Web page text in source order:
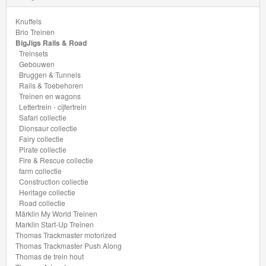
Thomas
Pre-
School
Chuggington
Hot
Wheels
Majorette
autos
Siku
GraviTrax
Little
Knuffels
Brio Treinen
BigJigs Rails & Road
Treinsets
Gebouwen
Bruggen & Tunnels
Rails & Toebehoren
Treinen en wagons
Lettertrein - cijfertrein
Safari collectie
Dionsaur collectie
Fairy collectie
Pirate collectie
Fire & Rescue collectie
farm collectie
Construction collectie
Heritage collectie
Road collectie
Märklin My World Treinen
Marklin Start-Up Treinen
Thomas Trackmaster motorized
Thomas Trackmaster Push Along
Thomas de trein hout